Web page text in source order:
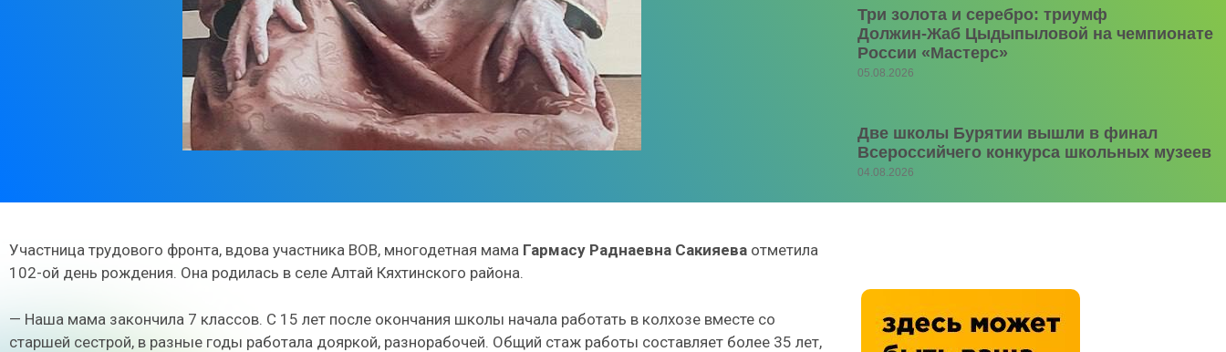
Три золота и серебро: триумф
Должин‑Жаб Цыдыпыловой на чемпионате
России «Мастерс»
05.08.2026
Две школы Бурятии вышли в финал
Всероссийчего конкурса школьных музеев
04.08.2026
Участница трудового фронта, вдова участника ВОВ, многодетная мама Гармасу Раднаевна Сакияева отметила
102-ой день рождения. Она родилась в селе Алтай Кяхтинского района.
— Наша мама закончила 7 классов. С 15 лет после окончания школы начала работать в колхозе вместе со
старшей сестрой, в разные годы работала дояркой, разнорабочей. Общий стаж работы составляет более 35 лет,